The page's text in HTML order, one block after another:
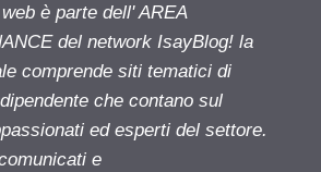
è parte dell' AREA
del network IsayBlog! la
comprende siti tematici di
che contano sul
ed esperti del settore.
e